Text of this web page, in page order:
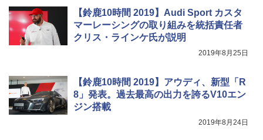
【鈴鹿10時間 2019】Audi Sport カスタ
マーレーシングの取り組みを統括責任者
クリス・ラインケ氏が説明
2019年8月25日
【鈴鹿10時間 2019】アウディ、新型「R
8」発表。過去最高の出力を誇るV10エン
ジン搭載
2019年8月24日